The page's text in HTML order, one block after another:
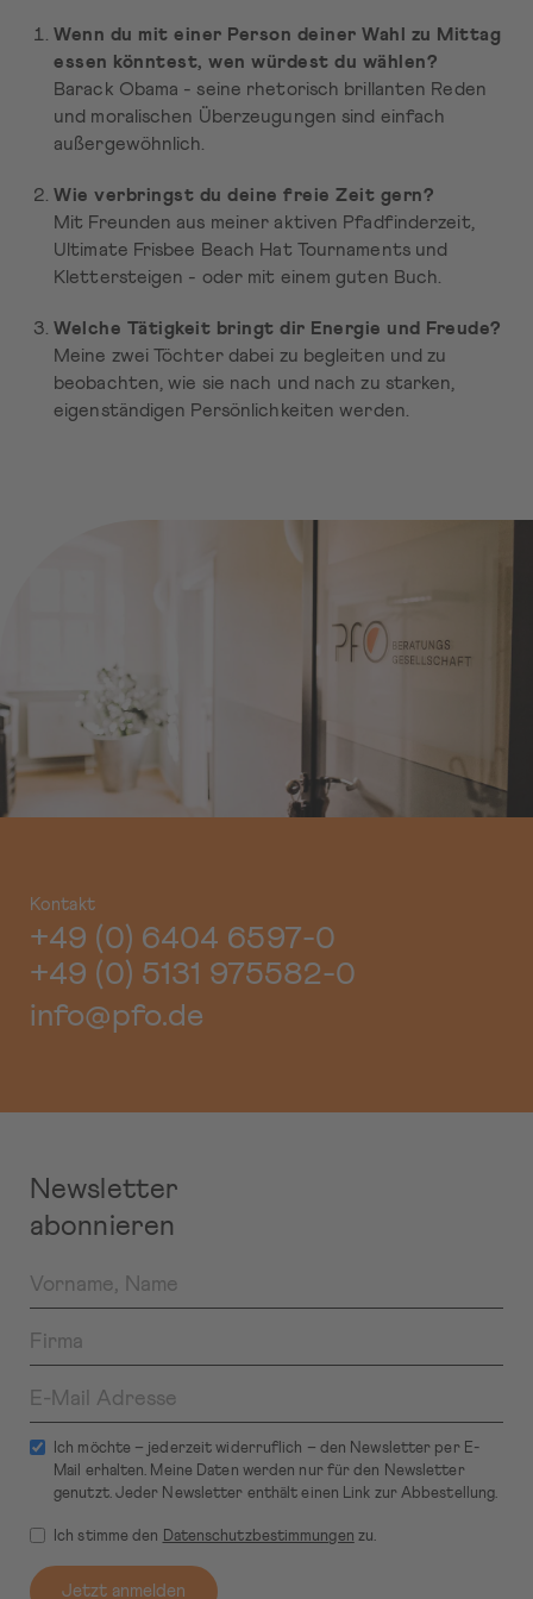
Wenn du mit einer Person deiner Wahl zu Mittag
essen könntest, wen würdest du wählen?
Barack Obama - seine rhetorisch brillanten Reden
und moralischen Überzeugungen sind einfach
außergewöhnlich.
Wie verbringst du deine freie Zeit gern?
Mit Freunden aus meiner aktiven Pfadfinderzeit,
Ultimate Frisbee Beach Hat Tournaments und
Klettersteigen - oder mit einem guten Buch.
Welche Tätigkeit bringt dir Energie und Freude?
Meine zwei Töchter dabei zu begleiten und zu
beobachten, wie sie nach und nach zu starken,
eigenständigen Persönlichkeiten werden.
Kontakt
+49 (0) 6404 6597-0
+49 (0) 5131 975582-0
info@pfo.de
Newsletter
abonnieren
Ich möchte – jederzeit widerruflich – den Newsletter per E-
Mail erhalten. Meine Daten werden nur für den Newsletter
genutzt. Jeder Newsletter enthält einen Link zur Abbestellung.
Ich stimme den Datenschutzbestimmungen zu.